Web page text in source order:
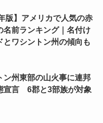
版】アメリカで人気の赤
名前ランキング｜名付け
とワシントン州の傾向も
ン州東部の山火事に連邦
宣言 6郡と3部族が対象